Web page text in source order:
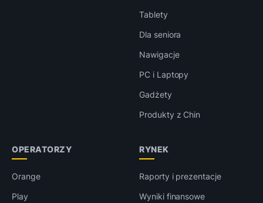
Tablety
Dla seniora
Nawigacje
PC i Laptopy
Gadżety
Produkty z Chin
OPERATORZY
Orange
Play
RYNEK
Raporty i prezentacje
Wyniki finansowe